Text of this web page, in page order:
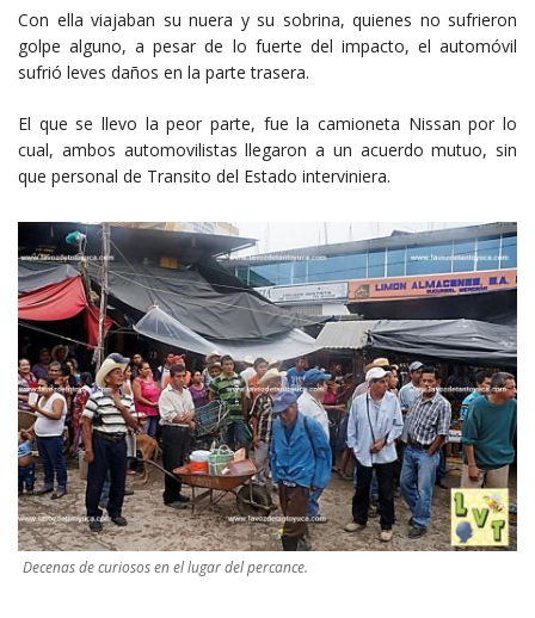
Con ella viajaban su nuera y su sobrina, quienes no sufrieron
golpe alguno, a pesar de lo fuerte del impacto, el automóvil
sufrió leves daños en la parte trasera.
El que se llevo la peor parte, fue la camioneta Nissan por lo
cual, ambos automovilistas llegaron a un acuerdo mutuo, sin
que personal de Transito del Estado interviniera.
Decenas de curiosos en el lugar del percance.